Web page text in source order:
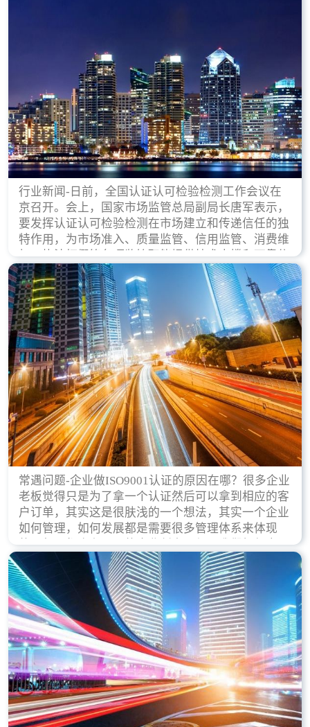
行业新闻-日前，全国认证认可检验检测工作会议在
京召开。会上，国家市场监管总局副局长唐军表示，
要发挥认证认可检验检测在市场建立和传递信任的独
特作用，为市场准入、质量监管、信用监管、消费维
权、执法打假等各项监管职能提供技术支撑和可靠依
据。
常遇问题-企业做ISO9001认证的原因在哪？很多企业
老板觉得只是为了拿一个认证然后可以拿到相应的客
户订单，其实这是很肤浅的一个想法，其实一个企业
如何管理，如何发展都是需要很多管理体系来体现
的，每天都会有不同的企业创立，但是我们如何去证
实一个企业的合法，有质量保证了？这就是ISO9001
认证体现价值的时候，那么键锋小编就来细说下企业
做ISO9001认证的根本原因。